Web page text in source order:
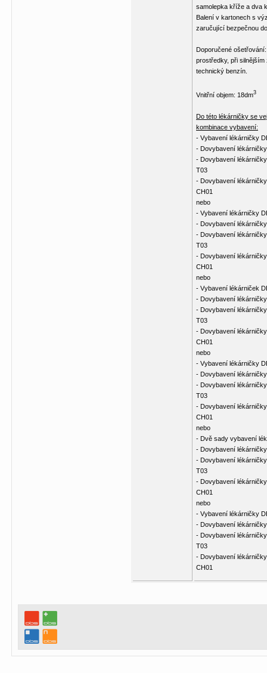
samolepka kříže a dva
Balení v kartonech s
zaručující bezpečnou
Doporučené
prostředky, při
technický benzín.
Vnitřní objem: 18dm3
Do této lékárničky se
kombinace vybavení:
- Vybavení lékárničky
- Dovybavení
- Dovybavení
T03
- Dovybavení
CH01
nebo
- Vybavení lékárničky
- Dovybavení
- Dovybavení
T03
- Dovybavení
CH01
nebo
- Vybavení lékárniček
- Dovybavení
- Dovybavení
T03
- Dovybavení
CH01
nebo
- Vybavení lékárničky
- Dovybavení
- Dovybavení
T03
- Dovybavení
CH01
nebo
- Dvě sady vybavení
- Dovybavení
- Dovybavení
T03
- Dovybavení
CH01
nebo
- Vybavení lékárničky
- Dovybavení
- Dovybavení
T03
- Dovybavení
CH01